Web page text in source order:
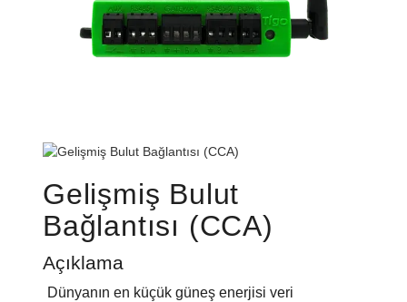
Gelişmiş Bulut
Bağlantısı (CCA)
Açıklama
Dünyanın en küçük güneş enerjisi veri